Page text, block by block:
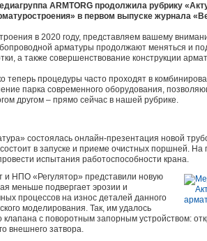
ARMTORG продолжила рубрику
в первом выпуске журнала
в 2020 году, представляем вашему
арматуры продолжают меняться и
а также совершенствование конструкции
теперь процедуры часто проходят в
парка современного оборудования,
другом – прямо сейчас в нашей рубрике.
состоялась онлайн-презентация новой
в запуске и приеме очистных поршней.
испытания работоспособности крана.
и НПО «Регулятор» представили новую
меньше подвергает эрозии и
процессов на износ деталей данного
моделирования. Так, им удалось
клапана с поворотным запорным устройством:
внешнего затвора.